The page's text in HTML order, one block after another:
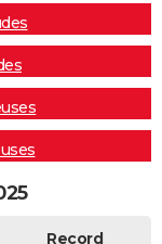
Record